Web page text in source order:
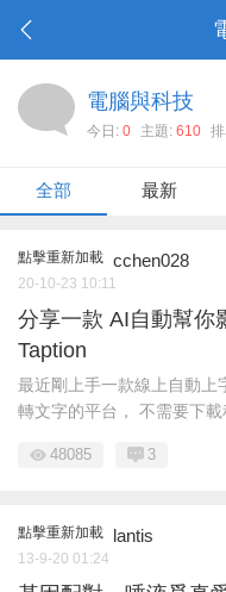
電腦與科技
今日: 0 主題: 610
全部 最新
點擊重新加載 cchen028
20-10-23 10:11
分享一款 AI自動幫你
Taption
最近剛上手一款線上自動上
轉文字的平台， 不需要下載
48085 3
點擊重新加載 lantis
13-9-20 01:24